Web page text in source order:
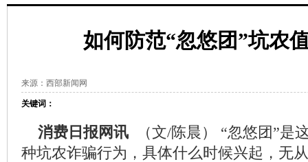
如何防范“忽悠团”坑农
来源：西部新闻网
关键词：
消费日报网讯
（文/陈晨） “忽悠团”是
种坑农诈骗行为，具体什么时候兴起，无